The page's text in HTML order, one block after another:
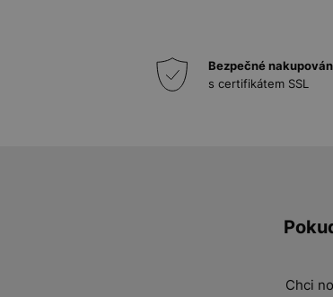
Bezpečné
s certifikátem SSL
Chci